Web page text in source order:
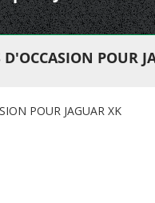
POUR
POUR JAGUAR XK